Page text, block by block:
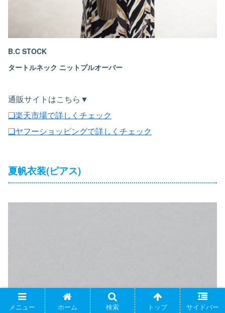
B.C STOCK
タートルネック ニットプルオーバー
通販サイトはこちら▼
❏楽天市場で詳しくチェック
❏ヤフーショッピングで詳しくチェック
夏帆衣装(ピアス)
メニュー ホーム 検索 トップ サイドバー